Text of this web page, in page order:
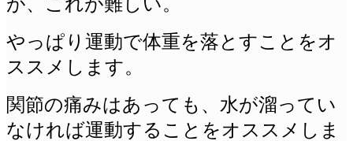
やっぱり運動で体重を落とすことをオ
ススメします。
関節の痛みはあっても、水が溜ってい
なければ運動することをオススメしま